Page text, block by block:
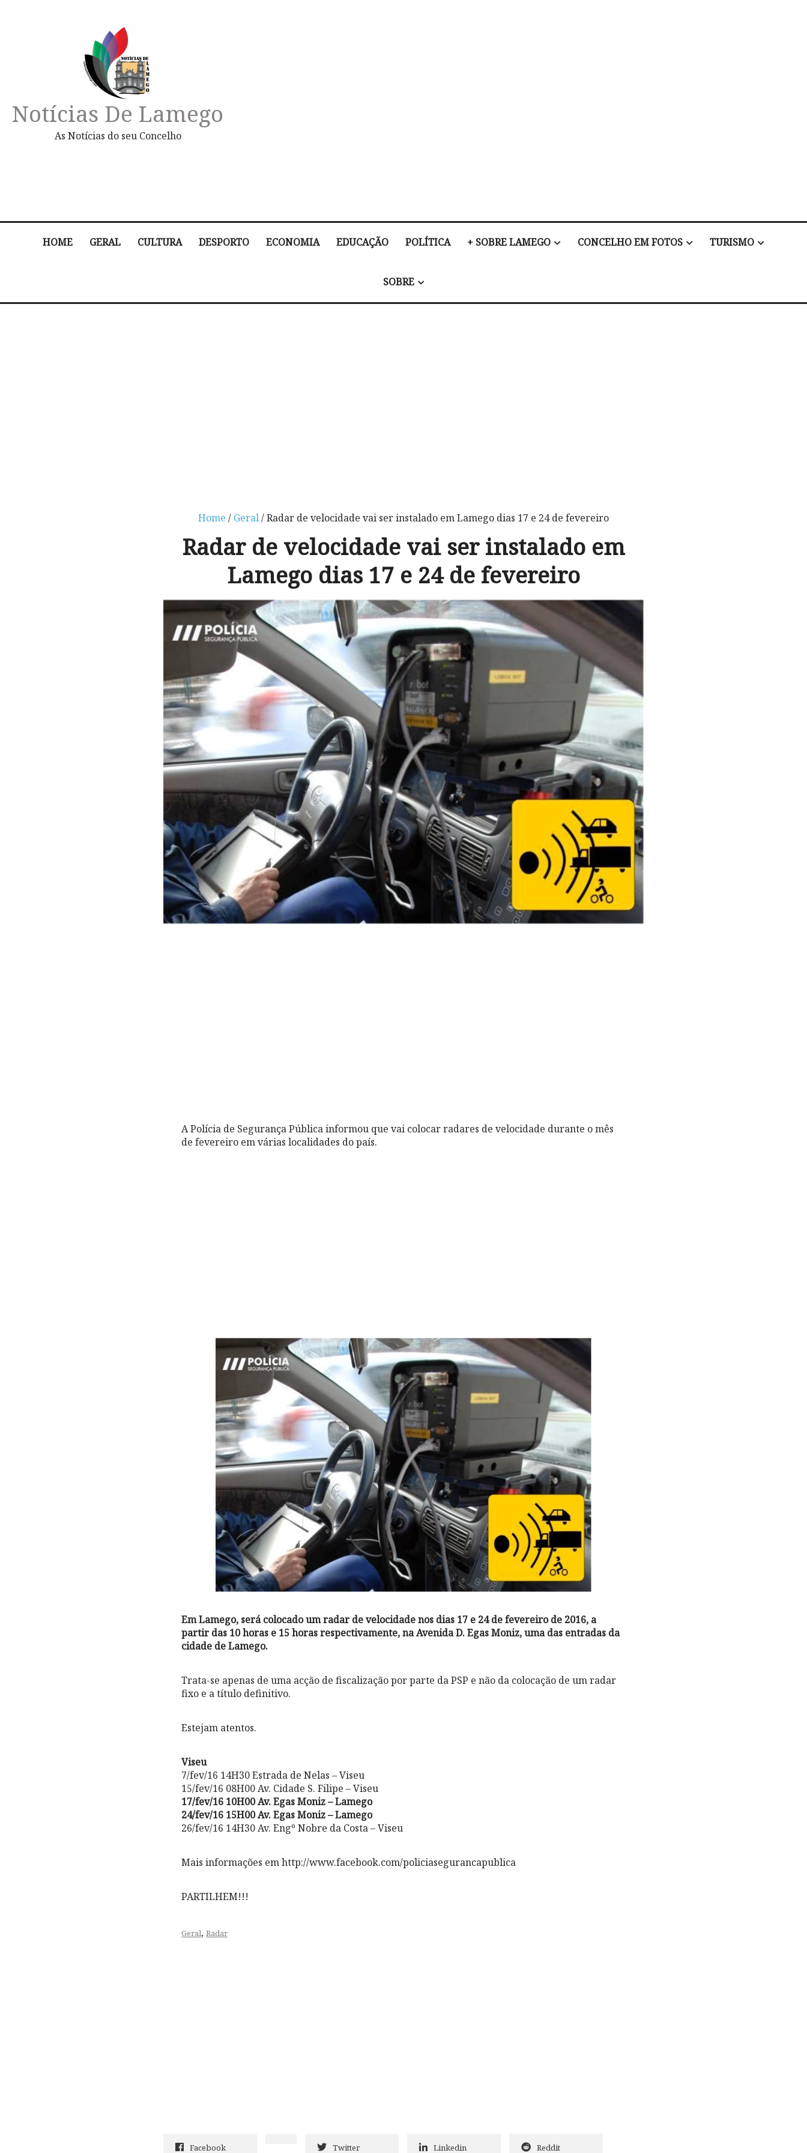
Notícias De Lamego
As Notícias do seu Concelho
HOME GERAL CULTURA DESPORTO ECONOMIA EDUCAÇÃO POLÍTICA + SOBRE LAMEGO CONCELHO EM FOTOS TURISMO
SOBRE
Home / Geral/ Radar de velocidade vai ser instalado em Lamego dias 17 e 24 de fevereiro
Radar de velocidade vai ser instalado em
Lamego dias 17 e 24 de fevereiro
A Polícia de Segurança Pública informou que vai colocar radares de velocidade durante o mês
de fevereiro em várias localidades do país.
Em Lamego, será colocado um radar de velocidade nos dias 17 e 24 de fevereiro de 2016, a
partir das 10 horas e 15 horas respectivamente, na Avenida D. Egas Moniz, uma das entradas da
cidade de Lamego.
Trata-se apenas de uma acção de fiscalização por parte da PSP e não da colocação de um radar
fixo e a título definitivo.
Estejam atentos.
Viseu
7/fev/16 14H30 Estrada de Nelas – Viseu
15/fev/16 08H00 Av. Cidade S. Filipe – Viseu
17/fev/16 10H00 Av. Egas Moniz – Lamego
24/fev/16 15H00 Av. Egas Moniz – Lamego
26/fev/16 14H30 Av. Engº Nobre da Costa – Viseu
Mais informações em http://www.facebook.com/policiasegurancapublica
PARTILHEM!!!
Geral, Radar
Facebook Twitter Linkedin Reddit